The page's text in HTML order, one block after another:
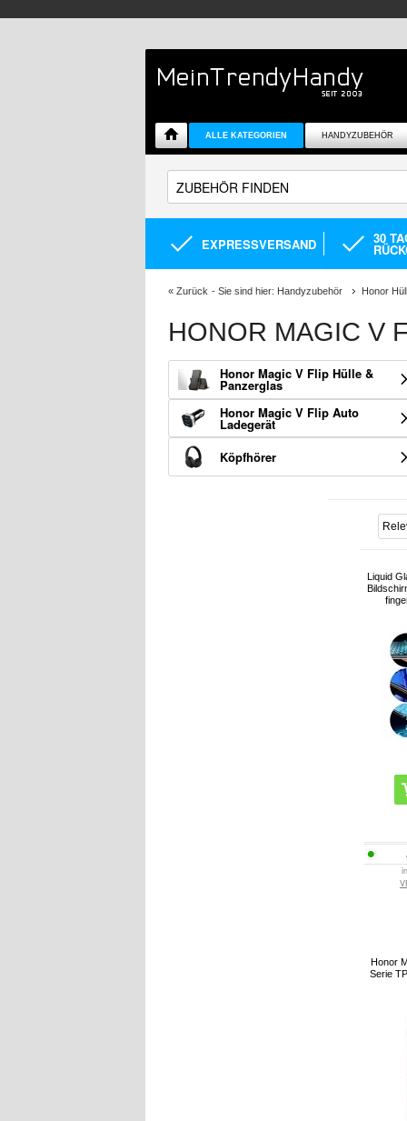
ALLE KATEGORIEN HANDYZUBEHÖR
EXPRESSVERSAND 30
« Zurück - Sie sind hier: Handyzubehör Honor
HONOR MAGIC V
Honor Magic V Flip Hülle &
Panzerglas
Honor Magic V Flip Auto
Ladegerät
Köpfhörer
Liquid
Honor
Serie